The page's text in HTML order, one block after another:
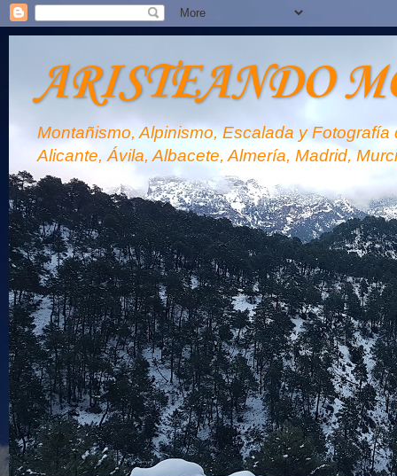
ARISTEANDO
Montañismo, Alpinismo, Escalada y
Alicante, Ávila, Albacete, Almería, Madrid,